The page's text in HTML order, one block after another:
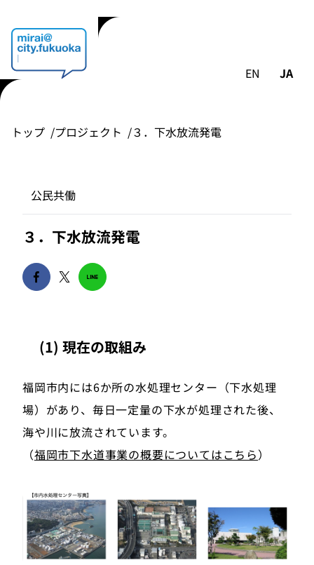
EN JA
トップ プロジェクト ３．下水放流発電
公民共働
３．下水放流発電
(1) 現在の取組み
福岡市内には6か所の水処理センター（下水処理
場）があり、毎日一定量の下水が処理された後、
海や川に放流されています。
（福岡市下水道事業の概要についてはこちら）